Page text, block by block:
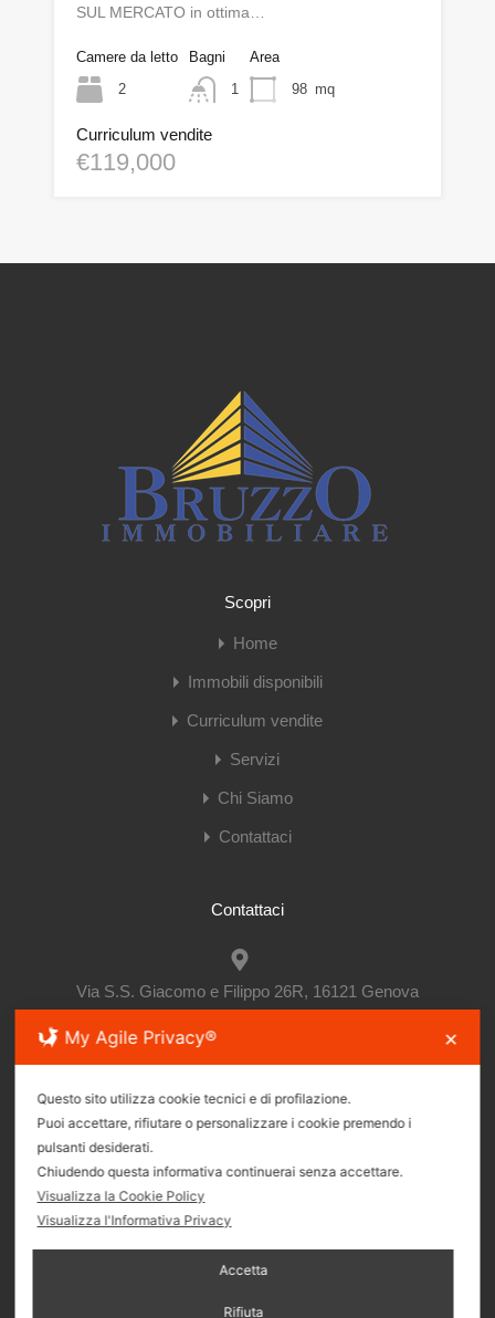
SUL MERCATO in ottima…
Camere da letto
2
Bagni
1
Area
98 mq
Curriculum vendite
€119,000
Scopri
Home
Immobili disponibili
Curriculum vendite
Servizi
Chi Siamo
Contattaci
Contattaci
Via S.S. Giacomo e Filippo 26R, 16121 Genova
immbruzzocentro@gmail.com
My Agile Privacy® ✕
Questo sito utilizza cookie tecnici e di profilazione.
Puoi accettare, rifiutare o personalizzare i cookie premendo i
pulsanti desiderati.
Chiudendo questa informativa continuerai senza accettare.
Visualizza la Cookie Policy
Visualizza l'Informativa Privacy
Accetta
Rifiuta